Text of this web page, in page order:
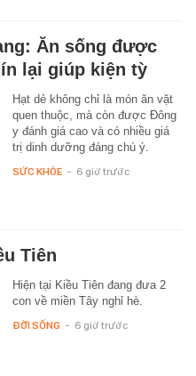
Ăn sống được
lại giúp kiện tỳ
Hạt dẻ không chỉ là món ăn vặt
quen thuộc, mà còn được Đông
y đánh giá cao và có nhiều giá
trị dinh dưỡng đáng chú ý.
SỨC KHỎE - 6 giờ trước
Tiên
Hiện tại Kiều Tiên đang đưa 2
con về miền Tây nghỉ hè.
ĐỜI SỐNG - 6 giờ trước